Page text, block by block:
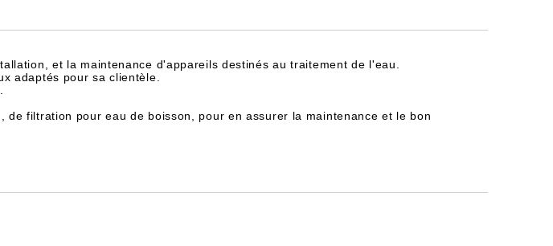
et la maintenance d'appareils destinés au traitement de l'eau.
adaptés pour sa clientèle.
filtration pour eau de boisson, pour en assurer la maintenance et le bon